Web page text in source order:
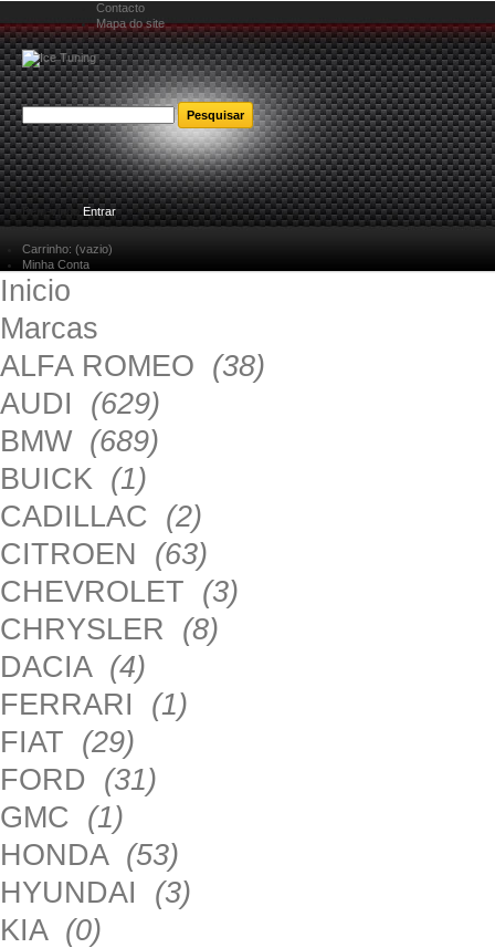
Contacto
Mapa do site
Bem-vindoEntrar
Carrinho: (vazio)
Minha Conta
Inicio
Marcas
ALFA ROMEO (38)
AUDI (629)
BMW (689)
BUICK (1)
CADILLAC (2)
CITROEN (63)
CHEVROLET (3)
CHRYSLER (8)
DACIA (4)
FERRARI (1)
FIAT (29)
FORD (31)
GMC (1)
HONDA (53)
HYUNDAI (3)
KIA (0)